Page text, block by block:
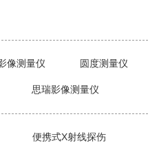
像测量仪 圆度测量仪
思瑞影像测量仪
便携式X射线探伤